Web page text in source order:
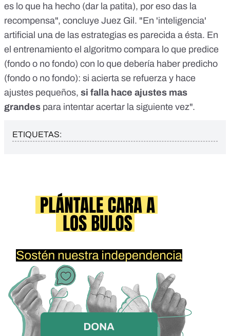
es lo que ha hecho (dar la patita), por eso das la
recompensa", concluye Juez Gil. "En 'inteligencia'
artificial una de las estrategias es parecida a ésta. En
el entrenamiento el algoritmo compara lo que predice
(fondo o no fondo) con lo que debería haber predicho
(fondo o no fondo): si acierta se refuerza y hace
ajustes pequeños, si falla hace ajustes mas
grandes para intentar acertar la siguiente vez".
ETIQUETAS: